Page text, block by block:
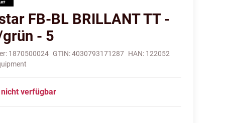
FB-BL BRILLANT TT -
- 5
1870500024 GTIN:4030793171287 HAN: 122052
verfügbar